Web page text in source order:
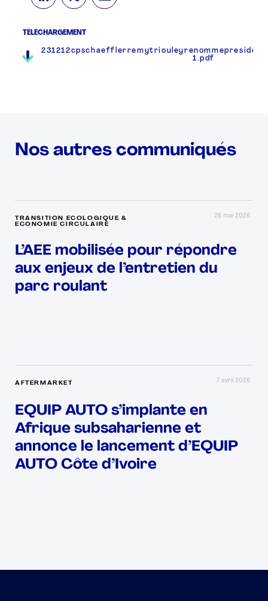
TÉLÉCHARGEMENT
1.pdf
Nos autres communiqués
TRANSITION ECOLOGIQUE &
ECONOMIE CIRCULAIRE
26 mai 2026
L’AEE mobilisée pour répondre
aux enjeux de l’entretien du
parc roulant
AFTERMARKET 7 avril 2026
EQUIP AUTO s’implante en
Afrique subsaharienne et
annonce le lancement d’EQUIP
AUTO Côte d’Ivoire